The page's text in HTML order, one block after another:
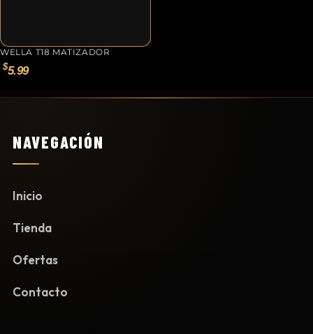
WELLA T18 MATIZADOR
$5.99
NAVEGACIÓN
Inicio
Tienda
Ofertas
Contacto